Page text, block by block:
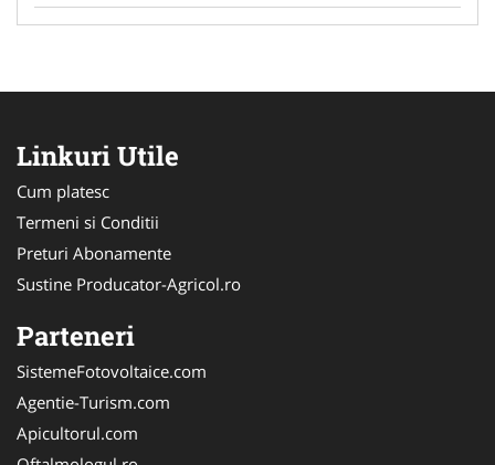
Linkuri Utile
Cum platesc
Termeni si Conditii
Preturi Abonamente
Sustine Producator-Agricol.ro
Parteneri
SistemeFotovoltaice.com
Agentie-Turism.com
Apicultorul.com